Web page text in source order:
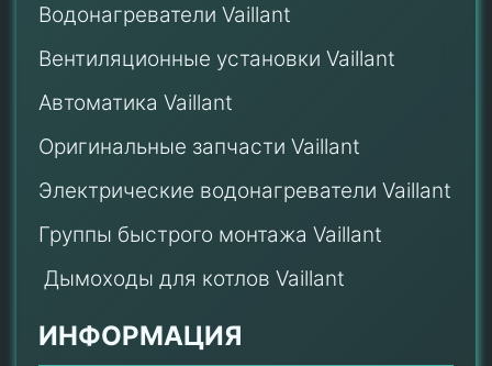
Водонагреватели Vaillant
Вентиляционные установки Vaillant
Автоматика Vaillant
Оригинальные запчасти Vaillant
Электрические водонагреватели Vaillant
Группы быстрого монтажа Vaillant
Дымоходы для котлов Vaillant
ИНФОРМАЦИЯ